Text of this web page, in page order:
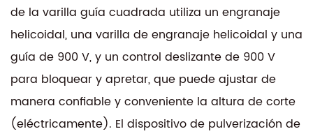
de la varilla guía cuadrada utiliza un engranaje
helicoidal, una varilla de engranaje helicoidal y una
guía de 900 V, y un control deslizante de 900 V
para bloquear y apretar, que puede ajustar de
manera confiable y conveniente la altura de corte
(eléctricamente). El dispositivo de pulverización de